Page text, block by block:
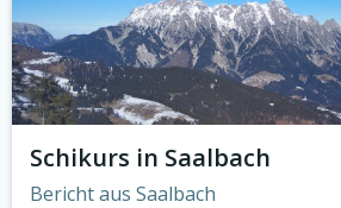
Schikurs in Saalbach
Bericht aus Saalbach